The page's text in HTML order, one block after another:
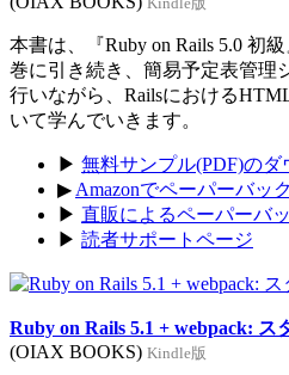
本書は、『Ruby on Rails 5.0 初
巻に引き続き、簡易予定表管理
行いながら、Railsにおける
いて学んでいきます。
▶ 無料サンプル(PDF)のダ
▶ Amazonでペーパーバッ
▶ 直販によるペーパーバ
▶ 読者サポートページ
Ruby on Rails 5.1 + webpack: ス
(OIAX BOOKS) Kindle版